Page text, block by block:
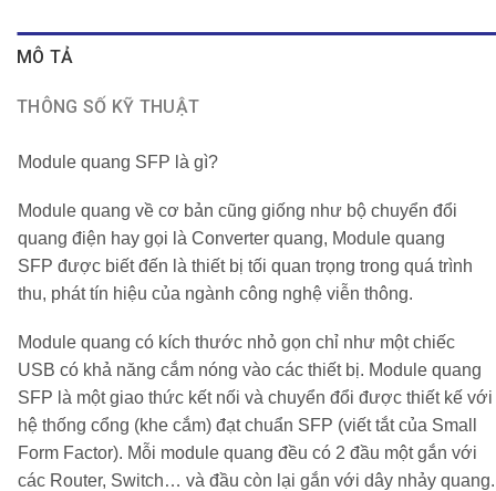
MÔ TẢ
THÔNG SỐ KỸ THUẬT
Module quang SFP là gì?
Module quang về cơ bản cũng giống như bộ chuyển đổi
quang điện hay gọi là Converter quang, Module quang
SFP được biết đến là thiết bị tối quan trọng trong quá trình
thu, phát tín hiệu của ngành công nghệ viễn thông.
Module quang có kích thước nhỏ gọn chỉ như một chiếc
USB có khả năng cắm nóng vào các thiết bị. Module quang
SFP là một giao thức kết nối và chuyển đổi được thiết kế với
hệ thống cổng (khe cắm) đạt chuẩn SFP (viết tắt của Small
Form Factor). Mỗi module quang đều có 2 đầu một gắn với
các Router, Switch… và đầu còn lại gắn với dây nhảy quang.